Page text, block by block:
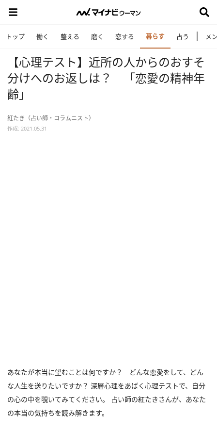
トップ 働く 整える 磨く 恋する 暮らす 占う メ
【心理テスト】近所の人からのおすそ
分けへのお返しは？ 「恋愛の精神年
齢」
紅たき（占い師・コラムニスト）
作成: 2021.05.31
あなたが本当に望むことは何ですか？ どんな恋愛をして、どん
な人生を送りたいですか？ 深層心理をあばく心理テストで、自分
の心の中を覗いてみてください。 占い師の紅たきさんが、あなた
の本当の気持ちを読み解きます。